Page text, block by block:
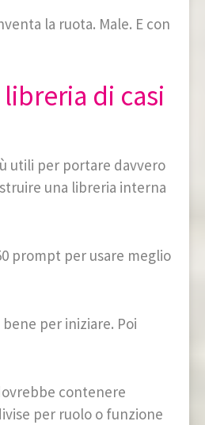
la ruota. Male. E con
di casi
utili per portare davvero
una libreria interna
prompt per usare meglio
per iniziare. Poi
contenere
per ruolo o funzione